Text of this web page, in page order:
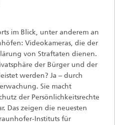
im Blick, unter anderem an
Videokameras, die der
von Straftaten dienen.
der Bürger und der
werden? Ja – durch
Sie macht
der Persönlichkeitsrechte
Das zeigen die neuesten
Instituts für